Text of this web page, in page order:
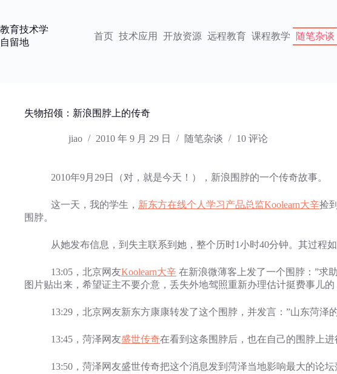
内
容
教育技术学
自留地
首页 技术应用 开放资源 远程教育 课程教学 随笔杂谈
失物招领：新浪围脖上的传奇
jiao 2010 年 9 月 29 日 随笔杂谈 10 评论
2010年9月29日（对，就是今天！），新浪围脖的一个传奇故事。
这一天，我的学生， 新东方在线个人学习产品总监Koolearn大辛捡
围脖。
从她发布信息，到失主联系到她，整个历时1小时40分钟。其过程如
13:05，北京网友Koolearn大辛 在新浪微薄客上发了一个围脖：”求
图片贴出来，希望证主不要介意，丢失外地驾照重新办理估计挺费事儿
13:29，北京网友新东方康康转发了这个围脖，并发言：”山东菏泽
13:45，菏泽网友盛世传奇在看到这条围脖后，也在自己的围脖上进
13:50，菏泽网友盛世传奇把这个消息发到菏泽当地影响最大的论坛